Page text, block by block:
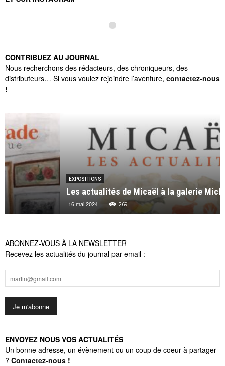
CONTRIBUEZ AU JOURNAL
Nous recherchons des rédacteurs, des chroniqueurs, des
distributeurs… Si vous voulez rejoindre l’aventure, contactez-nous
!
EXPOSITIONS
Les actualités de Micaël à la galerie Michel Lagarde
16 mai 2024 269
ABONNEZ-VOUS À LA NEWSLETTER
Recevez les actualités du journal par email :
ENVOYEZ NOUS VOS ACTUALITÉS
Un bonne adresse, un évènement ou un coup de coeur à partager
? Contactez-nous !